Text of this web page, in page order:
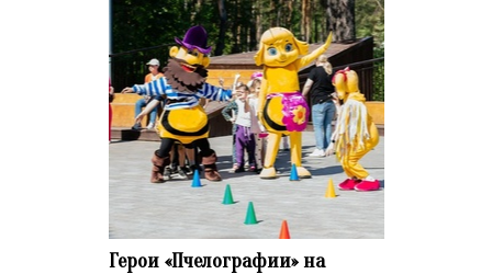
Герои «Пчелографии» на